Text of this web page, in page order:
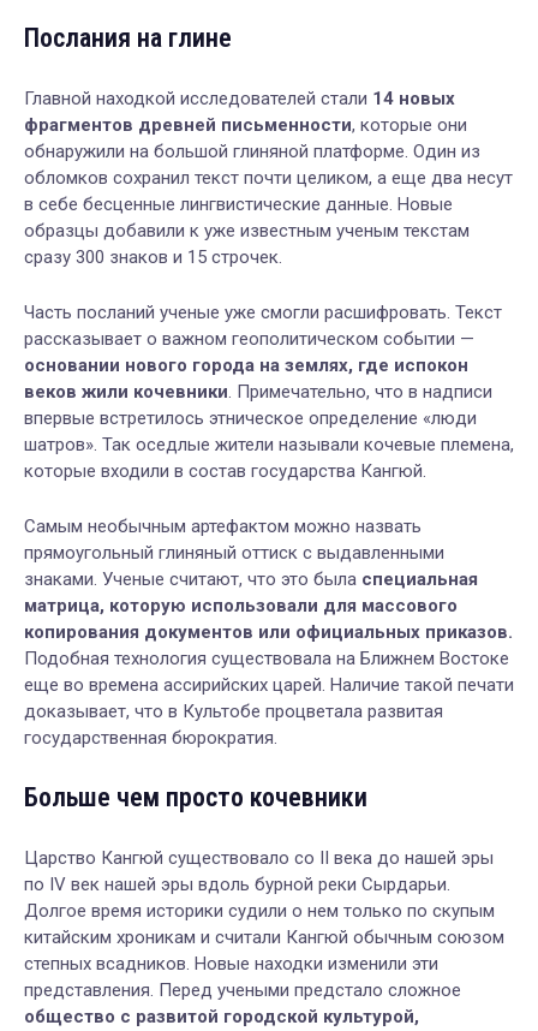
Послания на глине
Главной находкой исследователей стали 14 новых
фрагментов древней письменности, которые они
обнаружили на большой глиняной платформе. Один из
обломков сохранил текст почти целиком, а еще два несут
в себе бесценные лингвистические данные. Новые
образцы добавили к уже известным ученым текстам
сразу 300 знаков и 15 строчек.
Часть посланий ученые уже смогли расшифровать. Текст
рассказывает о важном геополитическом событии —
основании нового города на землях, где испокон
веков жили кочевники. Примечательно, что в надписи
впервые встретилось этническое определение «люди
шатров». Так оседлые жители называли кочевые племена,
которые входили в состав государства Кангюй.
Самым необычным артефактом можно назвать
прямоугольный глиняный оттиск с выдавленными
знаками. Ученые считают, что это была специальная
матрица, которую использовали для массового
копирования документов или официальных приказов.
Подобная технология существовала на Ближнем Востоке
еще во времена ассирийских царей. Наличие такой печати
доказывает, что в Культобе процветала развитая
государственная бюрократия.
Больше чем просто кочевники
Царство Кангюй существовало со II века до нашей эры
по IV век нашей эры вдоль бурной реки Сырдарьи.
Долгое время историки судили о нем только по скупым
китайским хроникам и считали Кангюй обычным союзом
степных всадников. Новые находки изменили эти
представления. Перед учеными предстало сложное
общество с развитой городской культурой,